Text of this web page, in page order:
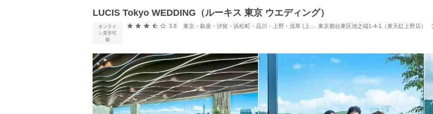
LUCIS Tokyo WEDDING（ルーキス 東京 ウエディング）
オンライ
ン見学可
能
口コミ評価
3.8 東京・銀座・汐留・浜松町・品川・上野・浅草 (上野駅) / 式場・ゲストハウス 対応人数: 着席：40
東京都台東区池之端1-4-1（東天紅上野店）